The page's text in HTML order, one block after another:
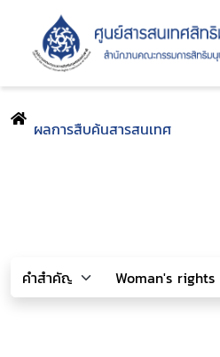
ผลการสืบค้นสารสนเทศ